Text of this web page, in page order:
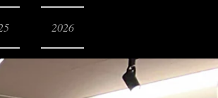
2026